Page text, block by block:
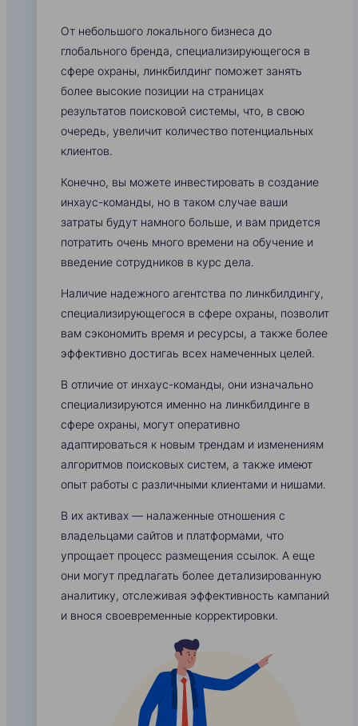
От небольшого локального бизнеса до
глобального бренда, специализирующегося в
сфере охраны, линкбилдинг поможет занять
более высокие позиции на страницах
результатов поисковой системы, что, в свою
очередь, увеличит количество потенциальных
клиентов.
Конечно, вы можете инвестировать в создание
инхаус-команды, но в таком случае ваши
затраты будут намного больше, и вам придется
потратить очень много времени на обучение и
введение сотрудников в курс дела.
Наличие надежного агентства по линкбилдингу,
специализирующегося в сфере охраны, позволит
вам сэкономить время и ресурсы, а также более
эффективно достигаь всех намеченных целей.
В отличие от инхаус-команды, они изначально
специализируются именно на линкбилдинге в
сфере охраны, могут оперативно
адаптироваться к новым трендам и изменениям
алгоритмов поисковых систем, а также имеют
опыт работы с различными клиентами и нишами.
В их активах — налаженные отношения с
владельцами сайтов и платформами, что
упрощает процесс размещения ссылок. А еще
они могут предлагать более детализированную
аналитику, отслеживая эффективность кампаний
и внося своевременные корректировки.